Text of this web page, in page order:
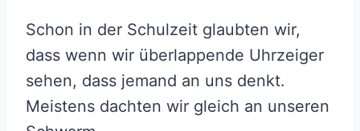
Schon in der Schulzeit glaubten wir,
dass wenn wir überlappende Uhrzeiger
sehen, dass jemand an uns denkt.
Meistens dachten wir gleich an unseren